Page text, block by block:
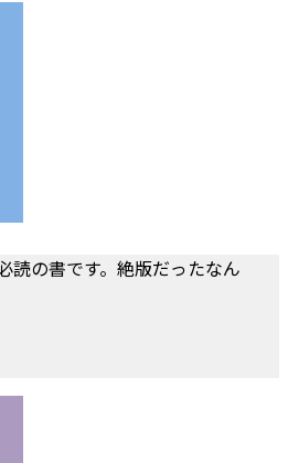
読の書です。絶版だったなん